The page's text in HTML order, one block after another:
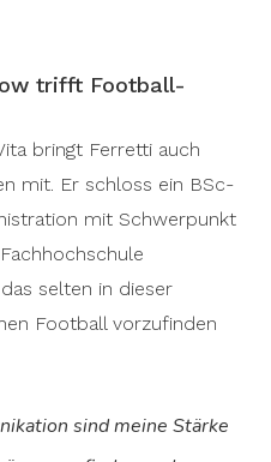
trifft Football-
bringt Ferretti auch
mit. Er schloss ein BSc-
mit Schwerpunkt
selten in dieser
Football vorzufinden
sind meine Stärke